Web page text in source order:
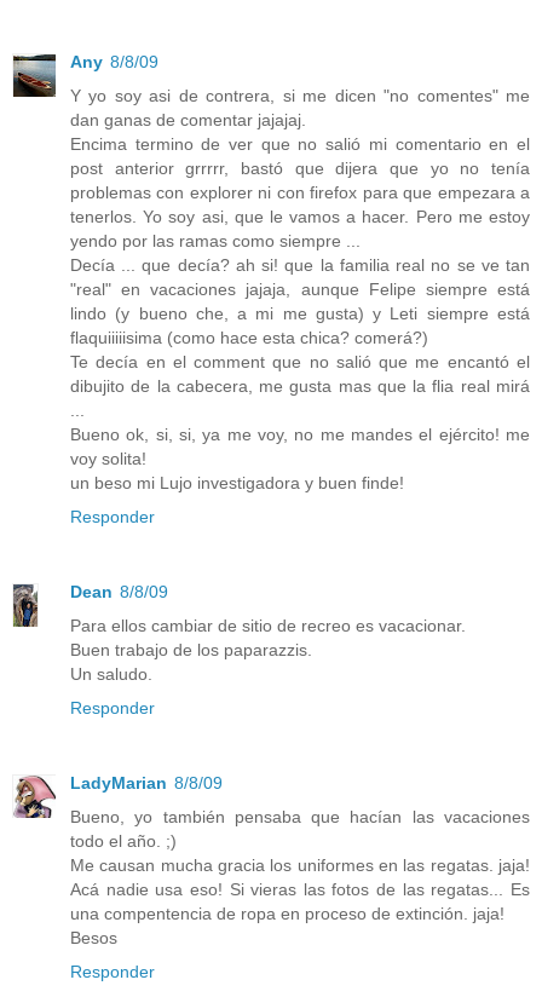
Any 8/8/09
Y yo soy asi de contrera, si me dicen "no comentes" me
dan ganas de comentar jajajaj.
Encima termino de ver que no salió mi comentario en el
post anterior grrrrr, bastó que dijera que yo no tenía
problemas con explorer ni con firefox para que empezara a
tenerlos. Yo soy asi, que le vamos a hacer. Pero me estoy
yendo por las ramas como siempre ...
Decía ... que decía? ah si! que la familia real no se ve tan
"real" en vacaciones jajaja, aunque Felipe siempre está
lindo (y bueno che, a mi me gusta) y Leti siempre está
flaquiiiiisima (como hace esta chica? comerá?)
Te decía en el comment que no salió que me encantó el
dibujito de la cabecera, me gusta mas que la flia real mirá
Bueno ok, si, si, ya me voy, no me mandes el ejército! me
voy solita!
un beso mi Lujo investigadora y buen finde!
Responder
Dean 8/8/09
Para ellos cambiar de sitio de recreo es vacacionar.
Buen trabajo de los paparazzis.
Un saludo.
Responder
LadyMarian 8/8/09
Bueno, yo también pensaba que hacían las vacaciones
todo el año. ;)
Me causan mucha gracia los uniformes en las regatas. jaja!
Acá nadie usa eso! Si vieras las fotos de las regatas... Es
una compentencia de ropa en proceso de extinción. jaja!
Besos
Responder